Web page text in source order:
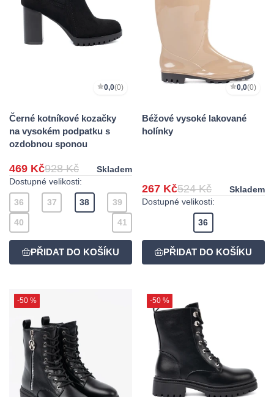
0,0(0)
Černé kotníkové kozačky
na vysokém podpatku s
ozdobnou sponou
469 Kč928 Kč
Skladem
Dostupné velikosti:
36 37 38 39
40 41
0,0(0)
Béžové vysoké lakované
holínky
267 Kč524 Kč
Skladem
Dostupné velikosti:
36
-50 % -50 %